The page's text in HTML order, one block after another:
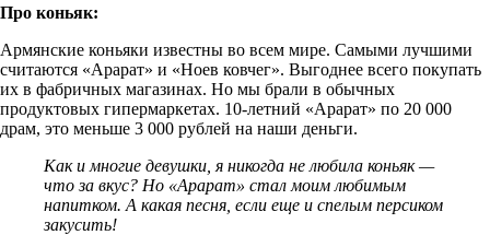
Про коньяк:
Армянские коньяки известны во всем мире. Самыми лучшими
считаются «Арарат» и «Ноев ковчег». Выгоднее всего покупать
их в фабричных магазинах. Но мы брали в обычных
продуктовых гипермаркетах. 10-летний «Арарат» по 20 000
драм, это меньше 3 000 рублей на наши деньги.
Как и многие девушки, я никогда не любила коньяк —
что за вкус? Но «Арарат» стал моим любимым
напитком. А какая песня, если еще и спелым персиком
закусить!